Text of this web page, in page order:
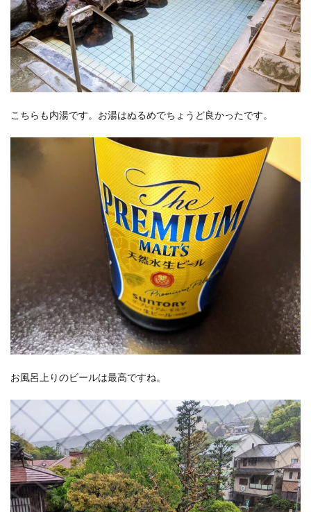
こちらも内湯です。お湯はぬるめでちょうど良かったです。
お風呂上りのビールは最高ですね。